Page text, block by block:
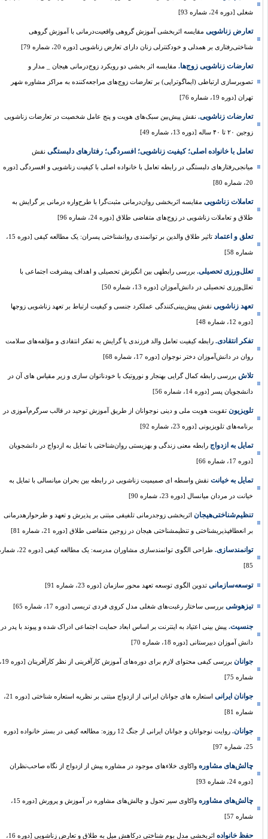
شغلی [دوره 24، شماره 93]
تعارض زناشویی مقایسه اثربخشی آموزش گروهی واقعیت‌درمانی با آموزش گروهی
شناختی‌رفتاری بر همدلی و خودکنترلی زنان دارای تعارض زناشویی [دوره 20، شماره 79]
تعارضات زناشویی زوج‌ها. مقایسه اثر بخشی دو رویکرد زوج‌درمانی هیجان _ مدار و
تصویرسازی ارتباطی (ایماگوتراپی) بر تعارضات زوج‌های مراجعه‌کننده به مراکز مشاوره شهر
تهران [دوره 19، شماره 76]
تعارضات زناشویی. نقش پیش‌بین سبک‌های هویت و پنج عامل شخصیت در تعارضات زناشویی
زوجین ۲۰ تا ۴۰ ساله [دوره 13، شماره 49]
تعامل با خانواده اصلی؛ کیفیت زناشویی؛ افسردگی؛ رفتارهای دلبستگی نقش
میانجی‌رفتارهای دلبستگی در رابطه تعامل با خانواده اصلی با کیفیت زناشویی و افسردگی [دوره
تعاملات زناشویی مقایسه اثربخشی روان‌درمانی مثبت‌گرا با طرح‌واره درمانی بر گرایش به
طلاق و تعاملات زناشویی در زوج‌های متقاضی طلاق [دوره 24، شماره 96]
تعلق و اعتماد تاثیر طلاق والدین بر توانمندی روانشناختی پسران: یک مطالعه کیفی [دوره 15،
شماره 58]
تعلل‌ورزی تحصیلی. بررسی رابطه‏ی بین انگیزش تحصیلی و اهداف پیشرفت اجتماعی با
تعلل‌ورزی تحصیلی در دانش‌آموزان [دوره 13، شماره 50]
تعهد زناشویی نقش پیش‌بینی‌کنندگی عملکرد جنسی و کیفیت ارتباط بر تعهد زناشویی زوجها
[دوره 12، شماره 48]
تفکر انتقادی. رابطه کیفیت تعامل والد فرزندی با گرایش به تفکر انتقادی و مؤلفه‌های سلامت
روان در دانش‌آموزان دختر نوجوان [دوره 17، شماره 68]
تلاش بررسی رابطه کمال گرایی بهنجار و نوروتیک با خودناتوان سازی و زیر مقیاس های آن در
دانشجویان پسر [دوره 14، شماره 56]
تلویزیون تقویت هویت ملی و دینی نوجوانان از طریق آموزش توحید در قالب سرگرم‌آموزی در
برنامه‌های تلویزیونی [دوره 23، شماره 92]
تمایل به ازدواج رابطه معنی زندگی و بهزیستی روان‌شناختی با تمایل به ازدواج در دانشجویان
[دوره 17، شماره 66]
تمایل به خیانت نقش واسطه ای صمیمیت زناشویی در رابطه بین بحران میانسالی با تمایل به
خیانت در مردان میانسال [دوره 23، شماره 90]
تنظیم‌شناختی‌هیجان اثربخشی زوجدرمانی تلفیقی مبتنی بر پذیرش و تعهد و طرحوارهدرمانی
بر انعطافپذیریشناختی و تنظیمشناختی هیجان در زوجین متقاضی طلاق [دوره 21، شماره 81]
توانمندسازی. طراحی الگوی توانمندسازی مشاوران مدرسه: یک مطالعه کیفی [دوره 22، شماره
توسعه‌سازمانی تدوین الگوی توسعه تعهد محور سازمان [دوره 23، شماره 91]
تیزهوشی بررسی ساختار رغبت‌های شغلی مدل کروی فردی تریسی [دوره 17، شماره 65]
جنسیت. پیش بینی اعتیاد به اینترنت بر اساس ابعاد حمایت اجتماعی ادراک شده و پیوند با پدر در
دانش آموزان دبیرستانی [دوره 18، شماره 70]
جوانان بررسی کیفی محتوای لازم برای دوره‌های آموزش کارآفرینی از نظر کارآفرینان [دوره 19،
شماره 75]
جوانان ایرانی استعاره های جوانان ایرانی از ازدواج مبتنی بر نظریه استعاره شناختی [دوره 21،
شماره 81]
جوانان. روایت نوجوانان و جوانان ایرانی از جنگ 12 روزه: مطالعه کیفی در بستر خانواده [دوره
چالش‌های مشاوره واکاوی خلاءهای موجود در مشاوره پیش از ازدواج از نگاه صاحب‌نظران
[دوره 24، شماره 93]
چالش‌های مشاوره واکاوی سیر تحول و چالش‌های مشاوره در آموزش و پرورش [دوره 15،
شماره 57]
حفظ خانواده اثربخشی مدل بوم شناختی درکاهش میل به طلاق و تعارض زناشویی [دوره 16،